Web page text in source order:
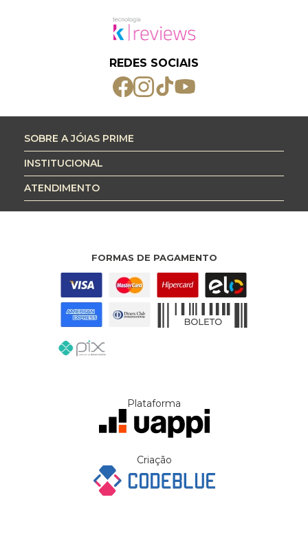
REDES SOCIAIS
SOBRE A JÓIAS PRIME
INSTITUCIONAL
ATENDIMENTO
FORMAS DE PAGAMENTO
Plataforma
Criação